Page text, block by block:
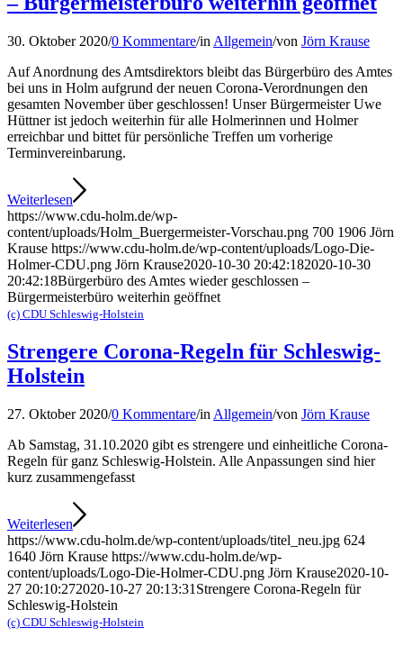
30. Oktober 2020/0 Kommentare/in Allgemein/von Jörn Krause
Auf Anordnung des Amtsdirektors bleibt das Bürgerbüro des Amtes
bei uns in Holm aufgrund der neuen Corona-Verordnungen den
gesamten November über geschlossen! Unser Bürgermeister Uwe
Hüttner ist jedoch weiterhin für alle Holmerinnen und Holmer
erreichbar und bittet für persönliche Treffen um vorherige
Terminvereinbarung.
Weiterlesen
https://www.cdu-holm.de/wp-
content/uploads/Holm_Buergermeister-Vorschau.png 700 1906 Jörn
Krause https://www.cdu-holm.de/wp-content/uploads/Logo-Die-
Holmer-CDU.png Jörn Krause2020-10-30 20:42:182020-10-30
20:42:18Bürgerbüro des Amtes wieder geschlossen –
Bürgermeisterbüro weiterhin geöffnet
(c) CDU Schleswig-Holstein
Strengere Corona-Regeln für Schleswig-
Holstein
27. Oktober 2020/0 Kommentare/in Allgemein/von Jörn Krause
Ab Samstag, 31.10.2020 gibt es strengere und einheitliche Corona-
Regeln für ganz Schleswig-Holstein. Alle Anpassungen sind hier
kurz zusammengefasst
Weiterlesen
https://www.cdu-holm.de/wp-content/uploads/titel_neu.jpg 624
1640 Jörn Krause https://www.cdu-holm.de/wp-
content/uploads/Logo-Die-Holmer-CDU.png Jörn Krause2020-10-
27 20:10:272020-10-27 20:13:31 Strengere Corona-Regeln für
Schleswig-Holstein
(c) CDU Schleswig-Holstein